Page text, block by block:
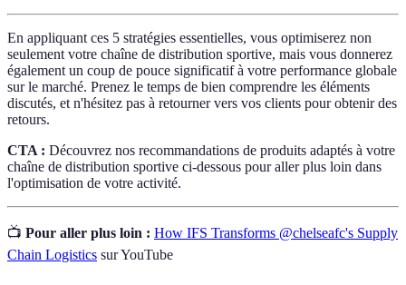
En appliquant ces 5 stratégies essentielles, vous optimiserez non
seulement votre chaîne de distribution sportive, mais vous donnerez
également un coup de pouce significatif à votre performance globale
sur le marché. Prenez le temps de bien comprendre les éléments
discutés, et n'hésitez pas à retourner vers vos clients pour obtenir des
retours.
CTA : Découvrez nos recommandations de produits adaptés à votre
chaîne de distribution sportive ci-dessous pour aller plus loin dans
l'optimisation de votre activité.
📺 Pour aller plus loin : How IFS Transforms @chelseafc's Supply
Chain Logistics sur YouTube